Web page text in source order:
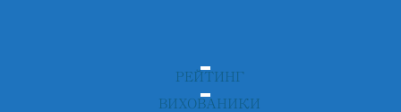
РЕЙТИНГ
ВИХОВАНИКИ